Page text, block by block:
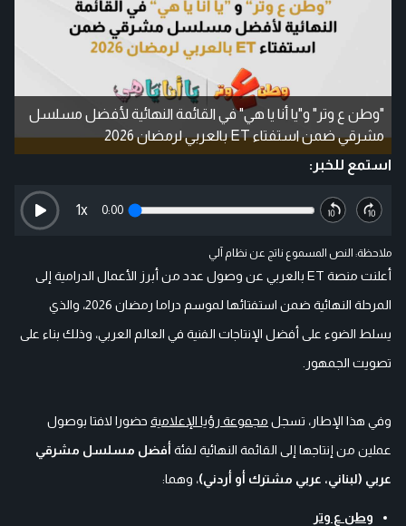
"وطن ع وتر" و"يا أنا يا هي" في القائمة النهائية لأفضل مسلسل
مشرقي ضمن استفتاء ET بالعربي لرمضان 2026
استمع للخبر:
0:00
1x
ملاحظة: النص المسموع ناتج عن نظام آلي
أعلنت منصة ET بالعربي عن وصول عدد من أبرز الأعمال الدرامية إلى
المرحلة النهائية ضمن استفتائها لموسم دراما رمضان 2026، والذي
يسلط الضوء على أفضل الإنتاجات الفنية في العالم العربي، وذلك بناء على
تصويت الجمهور.
وفي هذا الإطار، تسجل مجموعة رؤيا الإعلامية حضورا لافتا بوصول
عملين من إنتاجها إلى القائمة النهائية لفئة أفضل مسلسل مشرقي
عربي (لبناني، عربي مشترك أو أردني)، وهما:
وطن ع وتر